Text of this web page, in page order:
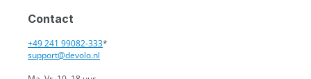
Contact
+49 241 99082-333*
support@devolo.nl